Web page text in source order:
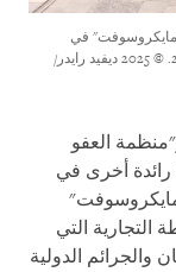
"مايكروسوفت" في
© 2025 ديفيد رايدر/
العفو
رائدة أخرى في
التجارية التي
والجرائم الدولية